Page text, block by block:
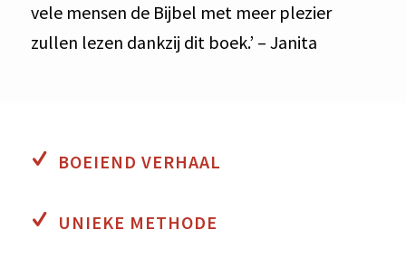
vele mensen de Bijbel met meer plezier
zullen lezen dankzij dit boek.’ – Janita
BOEIEND VERHAAL
UNIEKE METHODE